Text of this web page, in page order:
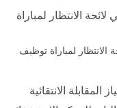
الانتظار لمباراة
الانتظار لمباراة توظيف
الانتقائية